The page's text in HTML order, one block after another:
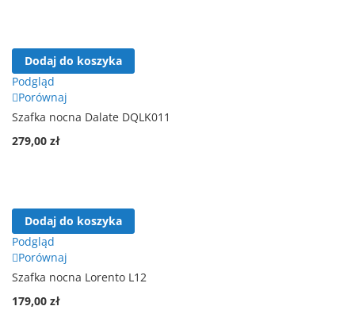
Dodaj do koszyka
Podgląd
Porównaj
Szafka nocna Dalate DQLK011
279,00 zł
Dodaj do koszyka
Podgląd
Porównaj
Szafka nocna Lorento L12
179,00 zł